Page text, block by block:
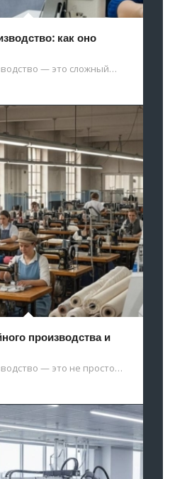
как оно
— это сложный…
производства и
— это не просто…